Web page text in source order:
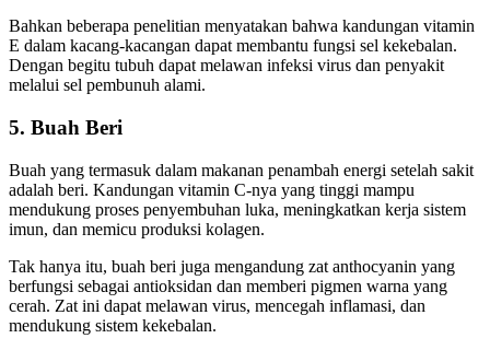
Bahkan beberapa penelitian menyatakan bahwa kandungan vitamin
E dalam kacang-kacangan dapat membantu fungsi sel kekebalan.
Dengan begitu tubuh dapat melawan infeksi virus dan penyakit
melalui sel pembunuh alami.
5. Buah Beri
Buah yang termasuk dalam makanan penambah energi setelah sakit
adalah beri. Kandungan vitamin C-nya yang tinggi mampu
mendukung proses penyembuhan luka, meningkatkan kerja sistem
imun, dan memicu produksi kolagen.
Tak hanya itu, buah beri juga mengandung zat anthocyanin yang
berfungsi sebagai antioksidan dan memberi pigmen warna yang
cerah. Zat ini dapat melawan virus, mencegah inflamasi, dan
mendukung sistem kekebalan.